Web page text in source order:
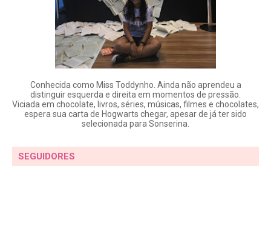
Conhecida como Miss Toddynho. Ainda não aprendeu a
distinguir esquerda e direita em momentos de pressão.
Viciada em chocolate, livros, séries, músicas, filmes e chocolates,
espera sua carta de Hogwarts chegar, apesar de já ter sido
selecionada para Sonserina.
SEGUIDORES